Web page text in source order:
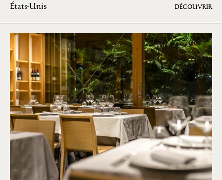
États-Unis DÉCOUVRIR